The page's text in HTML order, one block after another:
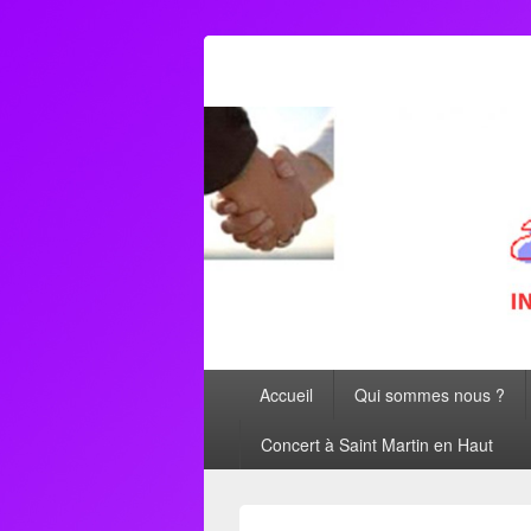
principalAccueil Qui sommes nous ?
Concert à Saint Martin en Haut